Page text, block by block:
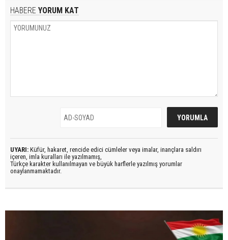
HABERE YORUM KAT
UYARI: Küfür, hakaret, rencide edici cümleler veya imalar, inançlara saldırı
içeren, imla kuralları ile yazılmamış,
Türkçe karakter kullanılmayan ve büyük harflerle yazılmış yorumlar
onaylanmamaktadır.